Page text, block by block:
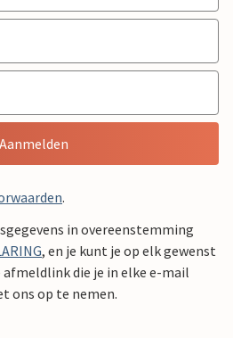
Aanmelden
.
in overeenstemming
, en je kunt je op elk gewenst
die je in elke e-mail
ons op te nemen.